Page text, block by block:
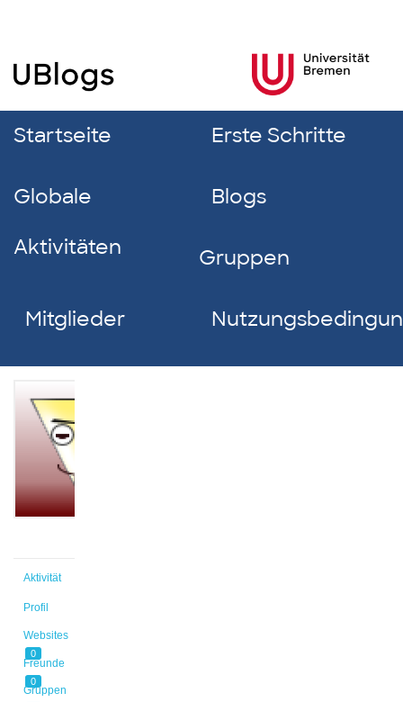
Startseite Erste Schritte
Globale
Aktivitäten
Blogs
Gruppen
Mitglieder
Aktivität
Profil
Websites
0
Freunde
0
Gruppen